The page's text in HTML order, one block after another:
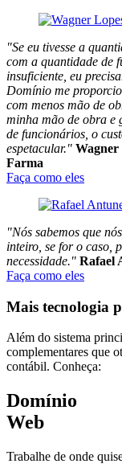
"Se eu tivesse a
com a quantidade de
insuficiente, eu
Domínio me
com menos mão de
minha mão de obra e
de funcionários, o
espetacular." Wagner
Farma
Faça como eles
"Nós sabemos que
inteiro, se for o caso,
necessidade." Rafael
Faça como eles
Mais tecnologia
Além do sistema
complementares que
contábil. Conheça:
Domínio
Web
Trabalhe de onde